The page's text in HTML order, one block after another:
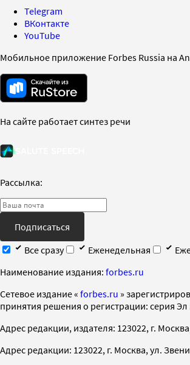
Telegram
ВКонтакте
YouTube
Мобильное приложение Forbes Russia на
На сайте работает синтез речи
Рассылка:
Подписаться
Все сразу
Еженедельная
Наименование издания: forbes.ru
Cетевое издание « forbes.ru »
принятия решения о регистрации: серия
Адрес редакции, издателя: 123022, г.
Адрес редакции: 123022, г. Москва, ул.